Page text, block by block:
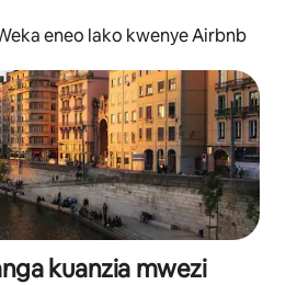
eneo lako kwenye Airbnb
kuanzia mwezi